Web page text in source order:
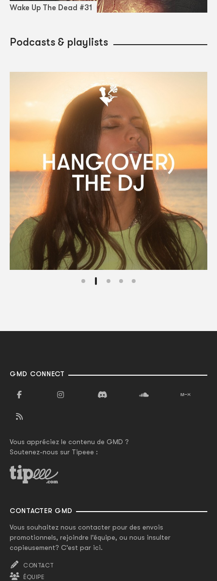
Wake Up The Dead #31
Podcasts & playlists
GMD CONNECT
Vous appréciez le contenu de GMD ?
Soutenez-nous sur Tipeee :
CONTACTER GMD
Vous souhaitez nous contacter pour des envois
promotionnels, rejoindre l'équipe, ou nous insulter
copieusement? C'est par ici.
CONTACT
ÉQUIPE